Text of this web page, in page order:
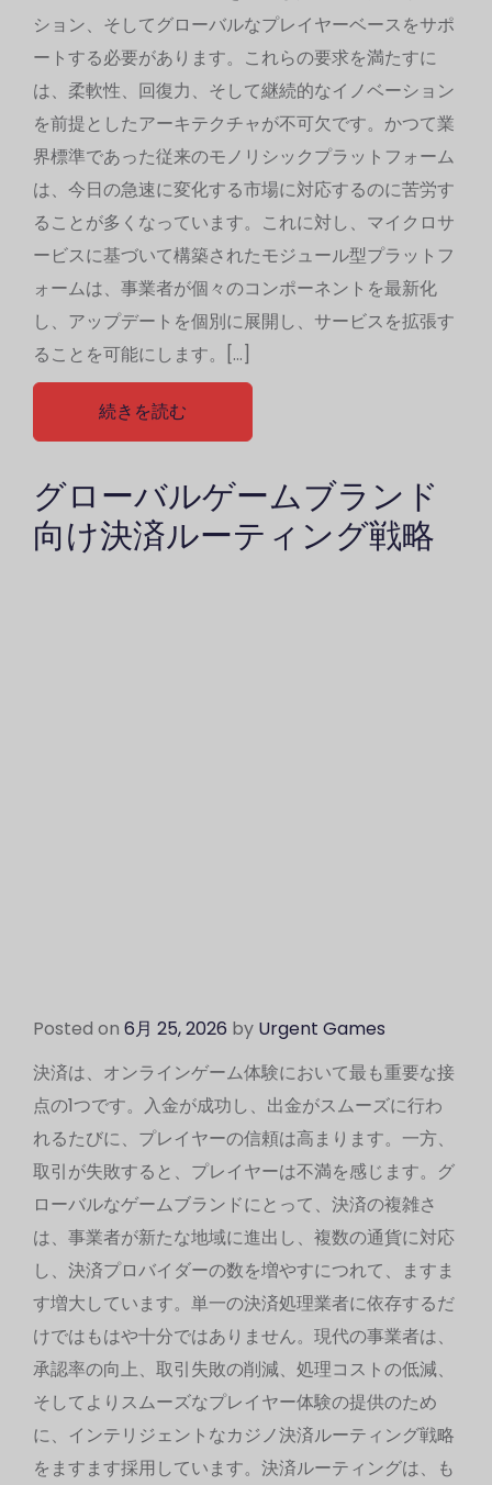
ション、そしてグローバルなプレイヤーベースをサポ
ートする必要があります。これらの要求を満たすに
は、柔軟性、回復力、そして継続的なイノベーション
を前提としたアーキテクチャが不可欠です。かつて業
界標準であった従来のモノリシックプラットフォーム
は、今日の急速に変化する市場に対応するのに苦労す
ることが多くなっています。これに対し、マイクロサ
ービスに基づいて構築されたモジュール型プラットフ
ォームは、事業者が個々のコンポーネントを最新化
し、アップデートを個別に展開し、サービスを拡張す
ることを可能にします。[…]
続きを読む
グローバルゲームブランド
向け決済ルーティング戦略
Posted on 6月 25, 2026 by Urgent Games
決済は、オンラインゲーム体験において最も重要な接
点の1つです。入金が成功し、出金がスムーズに行わ
れるたびに、プレイヤーの信頼は高まります。一方、
取引が失敗すると、プレイヤーは不満を感じます。グ
ローバルなゲームブランドにとって、決済の複雑さ
は、事業者が新たな地域に進出し、複数の通貨に対応
し、決済プロバイダーの数を増やすにつれて、ますま
す増大しています。単一の決済処理業者に依存するだ
けではもはや十分ではありません。現代の事業者は、
承認率の向上、取引失敗の削減、処理コストの低減、
そしてよりスムーズなプレイヤー体験の提供のため
に、インテリジェントなカジノ決済ルーティング戦略
をますます採用しています。決済ルーティングは、も